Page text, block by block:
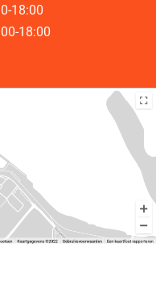
18:00
18:00